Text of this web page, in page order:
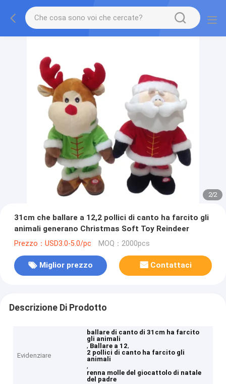
2/2
31cm che ballare a 12,2 pollici di canto ha farcito gli
animali generano Christmas Soft Toy Reindeer
Prezzo：USD3.0-5.0/pc MOQ：2000pcs
Miglior prezzo Contattaci
Descrizione Di Prodotto
Evidenziare
ballare di canto di 31cm ha farcito
gli animali
, Ballare a 12,
2 pollici di canto ha farcito gli
animali
,
renna molle del giocattolo di natale
del padre